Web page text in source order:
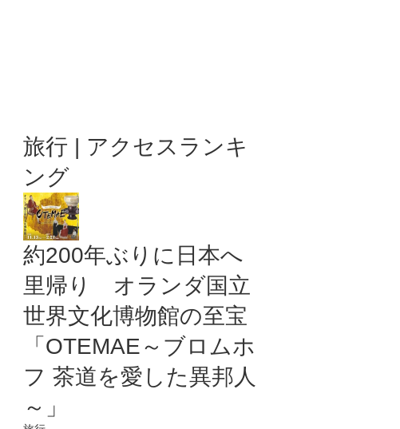
旅行 | アクセスランキ
ング
約200年ぶりに日本へ
里帰り オランダ国立
世界文化博物館の至宝
「OTEMAE～ブロムホ
フ 茶道を愛した異邦人
～」